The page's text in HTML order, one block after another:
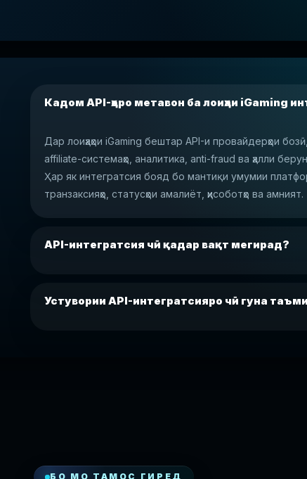
Кадом API-ҳоро метавон ба лоиҳаи iGaming
Дар лоиҳаҳои iGaming бештар API-и провайдерҳои
affiliate-системаҳо, аналитика, anti-fraud ва ҳалли
Ҳар як интегратсия бояд бо мантиқи умумии
транзаксияҳо, статусҳои амалиёт, ҳисоботҳо ва амният.
API-интегратсия чӣ қадар вақт мегирад?
Устувории API-интегратсияро чӣ гуна
БО МО ТАМОС ГИРЕД